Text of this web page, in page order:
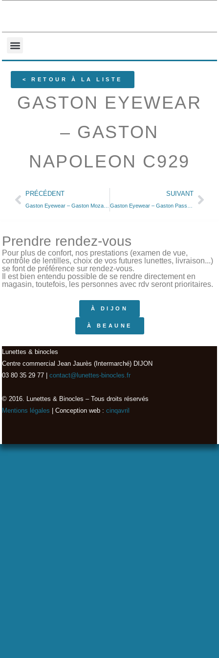
< RETOUR À LA LISTE
GASTON EYEWEAR
– GASTON
NAPOLEON C929
PRÉCÉDENT SUIVANT
Prendre rendez-vous
Pour plus de confort, nos prestations (examen de vue,
contrôle de lentilles, choix de vos futures lunettes, livraison...)
se font de préférence sur rendez-vous.
Il est bien entendu possible de se rendre directement en
magasin, toutefois, les personnes avec rdv seront prioritaires.
À DIJON
À BEAUNE
Lunettes & binocles
Centre commercial Jean Jaurès (Intermarché) DIJON
03 80 35 29 77 |
contact@lunettes-binocles.fr
© 2016. Lunettes & Binocles – Tous droits réservés​
Mentions légales | Conception web : cinqavril